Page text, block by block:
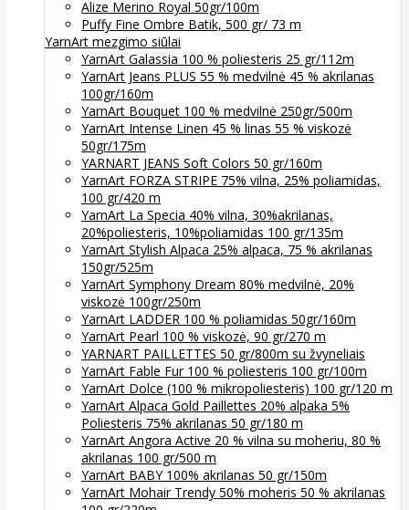
Alize Merino Royal 50gr/100m
Puffy Fine Ombre Batik, 500 gr/ 73 m
YarnArt mezgimo siūlai
YarnArt Galassia 100 % poliesteris 25 gr/112m
YarnArt Jeans PLUS 55 % medvilnė 45 % akrilanas
100gr/160m
YarnArt Bouquet 100 % medvilnė 250gr/500m
YarnArt Intense Linen 45 % linas 55 % viskozė
50gr/175m
YARNART JEANS Soft Colors 50 gr/160m
YarnArt FORZA STRIPE 75% vilna, 25% poliamidas,
100 gr/420 m
YarnArt La Specia 40% vilna, 30%akrilanas,
20%poliesteris, 10%poliamidas 100 gr/135m
YarnArt Stylish Alpaca 25% alpaca, 75 % akrilanas
150gr/525m
YarnArt Symphony Dream 80% medvilnė, 20%
viskozė 100gr/250m
YarnArt LADDER 100 % poliamidas 50gr/160m
YarnArt Pearl 100 % viskozė, 90 gr/270 m
YARNART PAILLETTES 50 gr/800m su žvyneliais
YarnArt Fable Fur 100 % poliesteris 100 gr/100m
YarnArt Dolce (100 % mikropoliesteris) 100 gr/120 m
YarnArt Alpaca Gold Paillettes 20% alpaka 5%
Poliesteris 75% akrilanas 50 gr/180 m
YarnArt Angora Active 20 % vilna su moheriu, 80 %
akrilanas 100 gr/500 m
YarnArt BABY 100% akrilanas 50 gr/150m
YarnArt Mohair Trendy 50% moheris 50 % akrilanas